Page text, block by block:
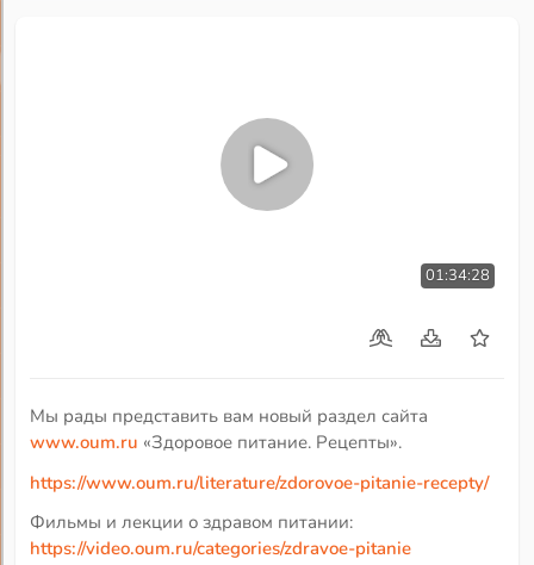
01:34:28
Мы рады представить вам новый раздел сайта
www.oum.ru «Здоровое питание. Рецепты».
https://www.oum.ru/literature/zdorovoe-pitanie-recepty/
Фильмы и лекции о здравом питании:
https://video.oum.ru/categories/zdravoe-pitanie